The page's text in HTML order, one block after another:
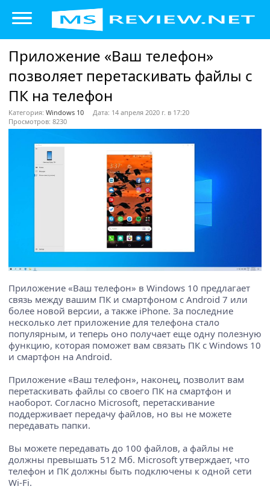
Приложение «Ваш телефон»
позволяет перетаскивать файлы с
ПК на телефон
Категория: Windows 10
Дата: 14 апреля 2020 г. в 17:20
Просмотров: 8230
Приложение «Ваш телефон» в Windows 10 предлагает
связь между вашим ПК и смартфоном с Android 7 или
более новой версии, а также iPhone. За последние
несколько лет приложение для телефона стало
популярным, и теперь оно получает еще одну полезную
функцию, которая поможет вам связать ПК с Windows 10
и смартфон на Android.
Приложение «Ваш телефон», наконец, позволит вам
перетаскивать файлы со своего ПК на смартфон и
наоборот. Согласно Microsoft, перетаскивание
поддерживает передачу файлов, но вы не можете
передавать папки.
Вы можете передавать до 100 файлов, а файлы не
должны превышать 512 Мб. Microsoft утверждает, что
телефон и ПК должны быть подключены к одной сети
Wi-Fi.